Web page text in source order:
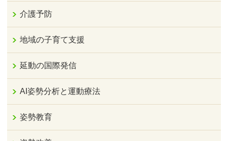
介護予防
地域の子育て支援
延動の国際発信
AI姿勢分析と運動療法
姿勢教育